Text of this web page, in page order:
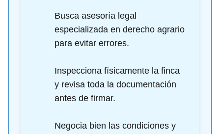
Busca asesoría legal
especializada en derecho agrario
para evitar errores.
Inspecciona físicamente la finca
y revisa toda la documentación
antes de firmar.
Negocia bien las condiciones y